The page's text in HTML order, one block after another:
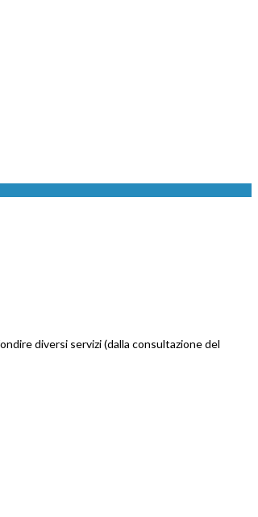
diversi servizi (dalla consultazione del